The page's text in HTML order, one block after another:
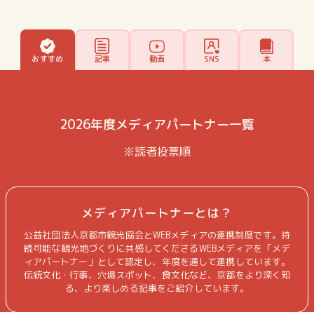
おすすめ 記事 動画 SNS 本
2026年度メディアパートナー一覧
※読者投票順
メディアパートナーとは？
公益社団法人京都市観光協会とWEBメディアの連携制度です。持
続可能な観光地づくりに共感してくださるWEBメディアを「メデ
ィアパートナー」として認定し、年度を通して連携しています。
伝統文化・行事、穴場スポット、食文化など、京都をより深く知
る、より楽しめる記事をご紹介しています。